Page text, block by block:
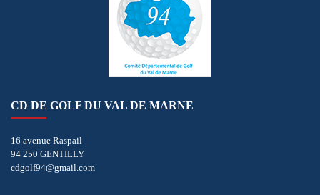
CD DE GOLF DU VAL DE MARNE
16 avenue Raspail
94 250 GENTILLY
cdgolf94@gmail.com